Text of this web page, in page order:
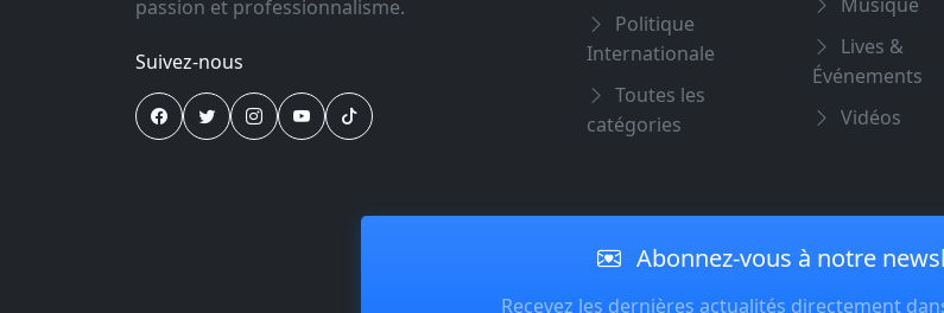
passion et professionnalisme.
Suivez-nous
Politique
Internationale
Toutes les
catégories
Lives &
Événements
Vidéos
Abonnez-vous à notre
Recevez les dernières actualités directement